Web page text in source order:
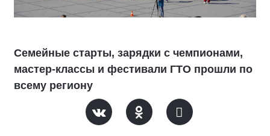
Семейные старты, зарядки с чемпионами,
мастер-классы и фестивали ГТО прошли по
всему региону